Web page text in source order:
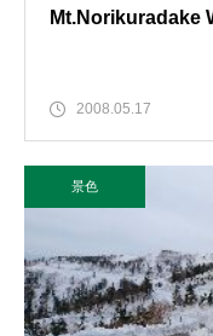
Mt.Norikuradake
2008.05.17
景色